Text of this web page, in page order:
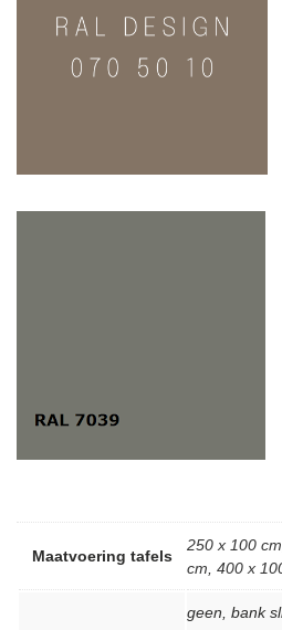
Maatvoering tafels
250 x 100 cm
cm 400 x
geen, bank